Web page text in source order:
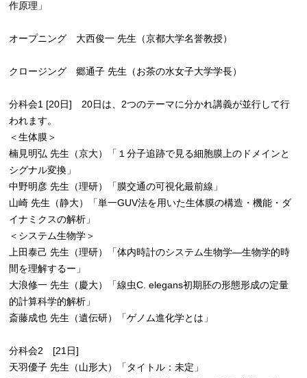
作原理」
オープニング 大西俊一 先生（京都大学名誉教授）
クロージング 郷通子 先生（お茶の水女子大学学長）
分科会1 [20日] 20日は、2つのテーマに分かれ講義が並行して行
われます。
＜生体膜＞
楠見明弘 先生（京大）「１分子追跡で見る細胞膜上のドメインと
シグナル変換」
中野明彦 先生（理研）「膜交通の可視化最前線」
山崎 先生（静大）「単一GUV法を用いた生体膜の構造・機能・ダ
イナミクスの解析」
＜システム生物学＞
上田泰己 先生（理研）「体内時計のシステム生物学―生物学的時
間を理解するー」
大浪修一 先生（慶大）「線虫C. elegans初期胚の形態形成の定量
的計算科学的解析」
斎藤成也 先生（遺伝研）「ゲノム進化学とは」
分科会2 [21日]
天羽優子 先生（山形大）「タイトル：未定」